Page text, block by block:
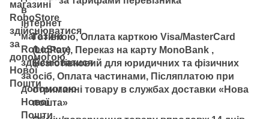
Готівкою, Оплата карткою Visa/MasterCard
(LiqPay), Переказ на карту MonoBank ,
Безготівковий для юридичних та фізичних
осіб, Оплата частинами, Післяплатою при
отриманні товару в службах доставки «Нова
пошта»